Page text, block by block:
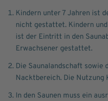
Kindern unter 7 Jahren ist
nicht gestattet. Kindern
ist der Eintritt in den
Erwachsener gestattet.
Die Saunalandschaft sowie
Nacktbereich. Die Nutzung
In den Saunen muss ein